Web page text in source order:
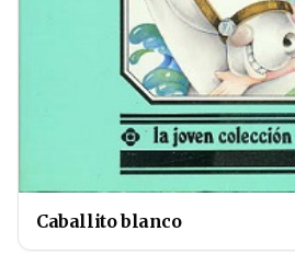
Caballito blanco